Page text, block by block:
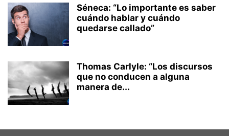
Séneca: “Lo importante es saber
cuándo hablar y cuándo
quedarse callado”
Thomas Carlyle: “Los discursos
que no conducen a alguna
manera de...